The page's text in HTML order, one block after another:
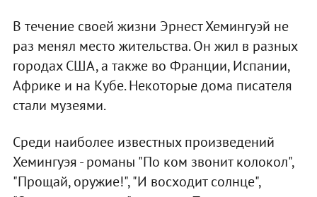
В течение своей жизни Эрнест Хемингуэй не
раз менял место жительства. Он жил в разных
городах США, а также во Франции, Испании,
Африке и на Кубе. Некоторые дома писателя
стали музеями.
Среди наиболее известных произведений
Хемингуэя - романы "По ком звонит колокол",
"Прощай, оружие!", "И восходит солнце",